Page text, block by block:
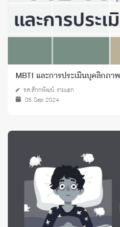
MBTI และการประเมินบุคลิกภาพ
รศ.สักกพัฒน์ งามเอก
05 Sep 2024